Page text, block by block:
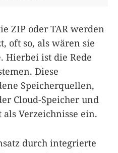
ZIP oder TAR werden
oft so, als wären sie
Hierbei ist die Rede
Diese
Speicherquellen,
Cloud-Speicher und
Verzeichnisse ein.
durch integrierte